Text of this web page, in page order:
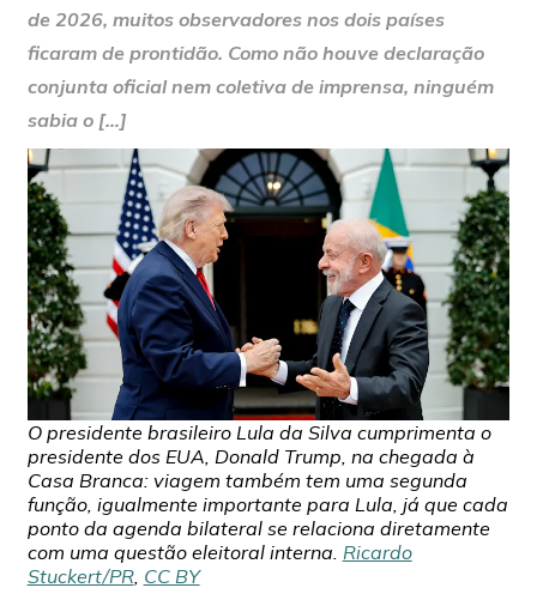
de 2026, muitos observadores nos dois países
ficaram de prontidão. Como não houve declaração
conjunta oficial nem coletiva de imprensa, ninguém
sabia o […]
O presidente brasileiro Lula da Silva cumprimenta o
presidente dos EUA, Donald Trump, na chegada à
Casa Branca: viagem também tem uma segunda
função, igualmente importante para Lula, já que cada
ponto da agenda bilateral se relaciona diretamente
com uma questão eleitoral interna. Ricardo
Stuckert/PR, CC BY